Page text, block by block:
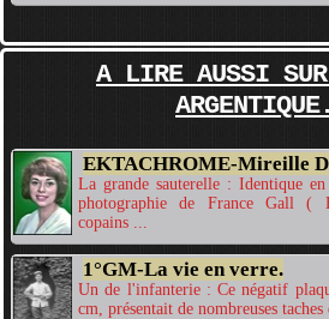
A LIRE AUSSI
EKTACHROME-Mireille
La grande sauterelle : Identique
photographie de France Gall (
copains ...
1°GM-La vie en verre.
Un de l'infanterie : Ce négatif
cm, présentait de nombreuses taches